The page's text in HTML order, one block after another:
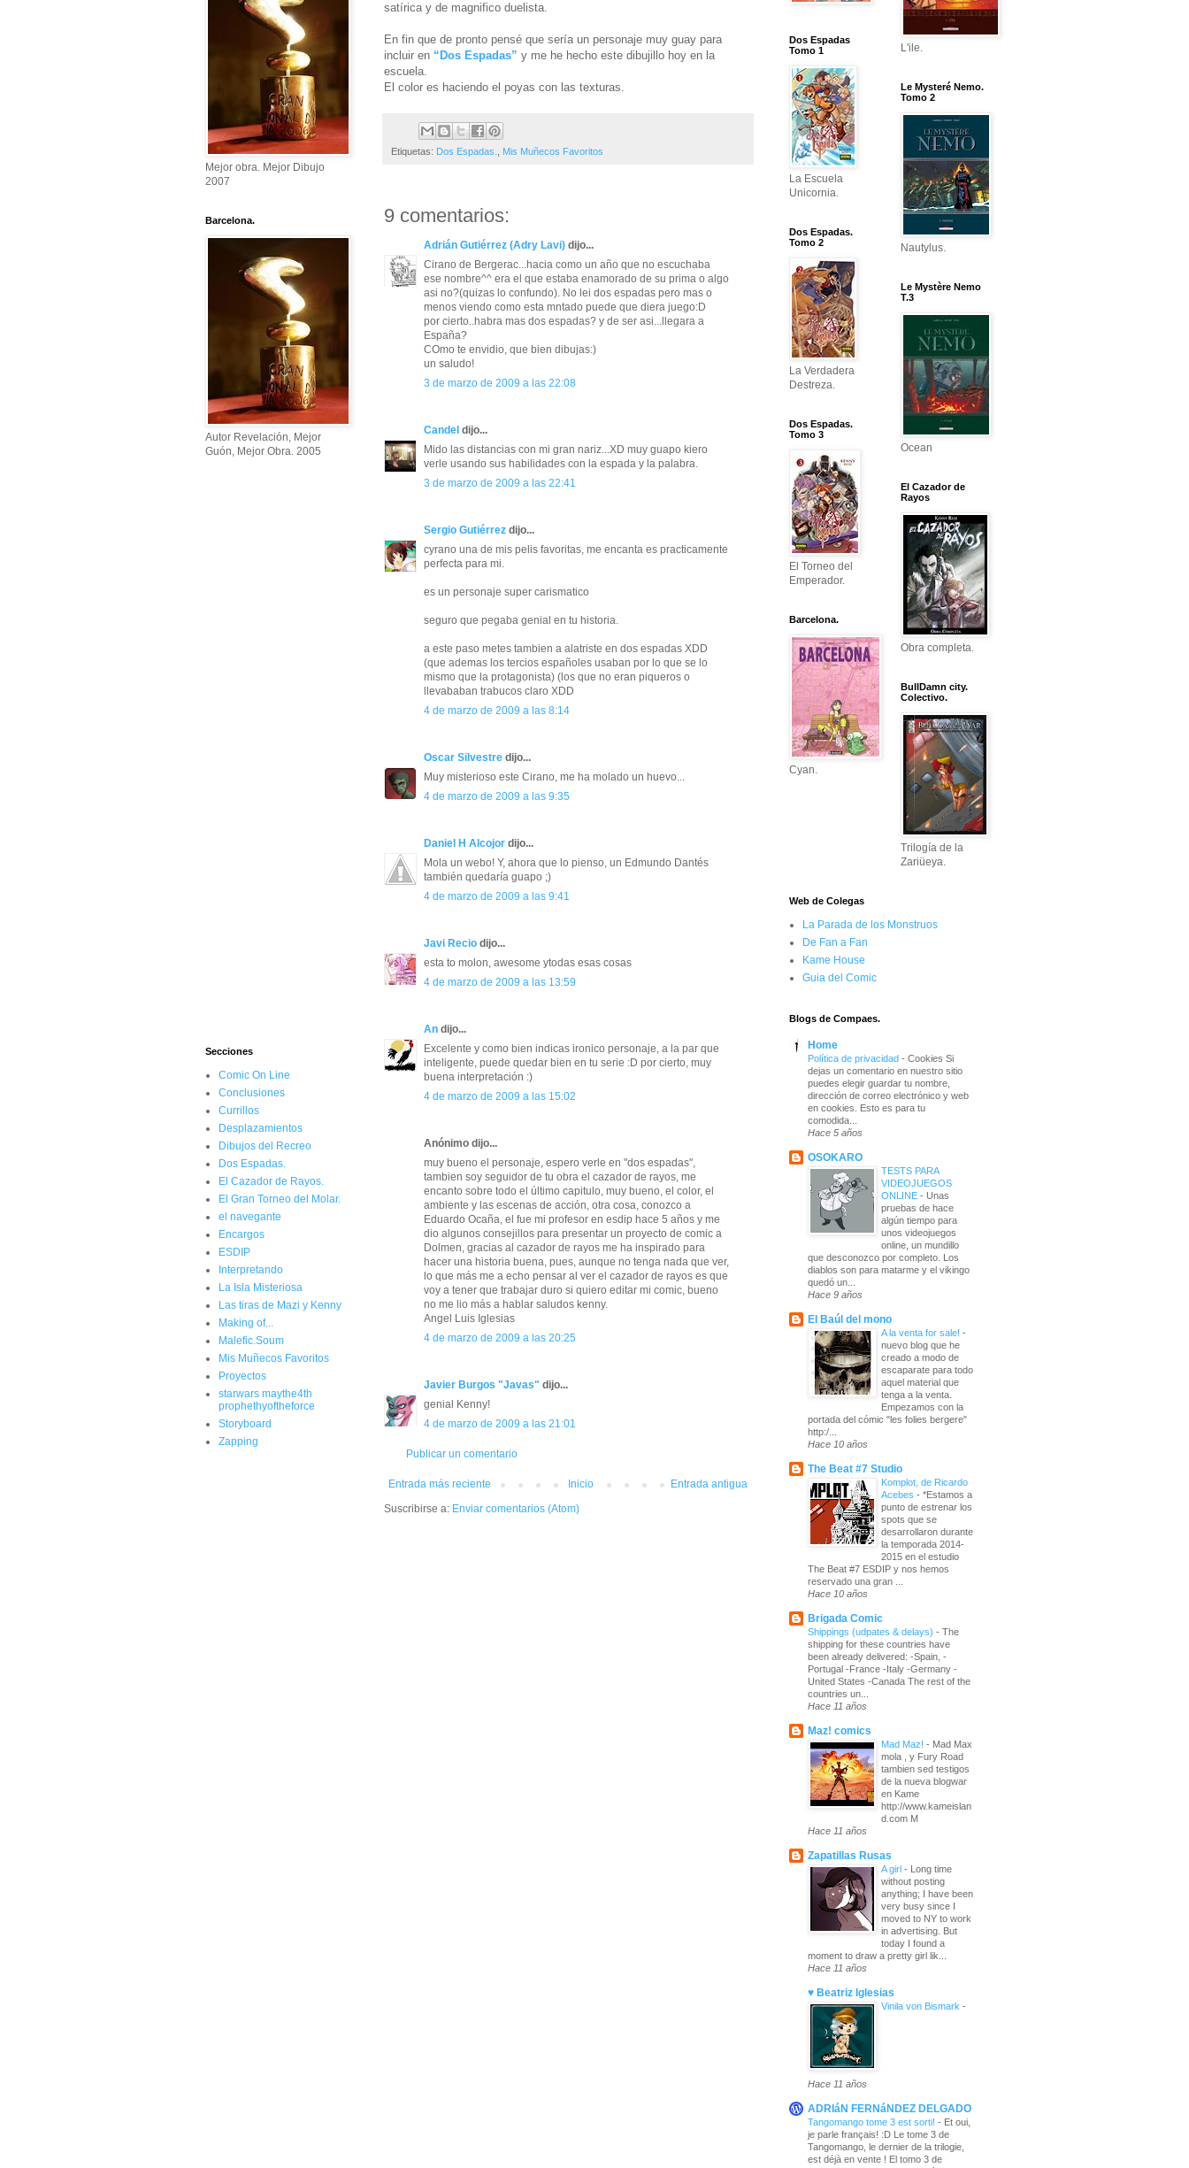
satírica y de magnifico duelista.
En fin que de pronto pensé que sería un personaje muy guay para
incluir en “Dos Espadas” y me he hecho este dibujillo hoy en la
escuela.
El color es haciendo el poyas con las texturas.
Etiquetas: Dos Espadas., Mis Muñecos Favoritos
9 comentarios:
Adrián Gutiérrez (Adry Lavi) dijo...
Cirano de Bergerac...hacia como un año que no escuchaba
ese nombre^^ era el que estaba enamorado de su prima o algo
asi no?(quizas lo confundo). No lei dos espadas pero mas o
menos viendo como esta mntado puede que diera juego:D
por cierto..habra mas dos espadas? y de ser asi...llegara a
España?
COmo te envidio, que bien dibujas:)
un saludo!
3 de marzo de 2009 a las 22:08
Candel dijo...
Mido las distancias con mi gran nariz...XD muy guapo kiero
verle usando sus habilidades con la espada y la palabra.
3 de marzo de 2009 a las 22:41
Sergio Gutiérrez dijo...
cyrano una de mis pelis favoritas, me encanta es practicamente
perfecta para mi.
es un personaje super carismatico
seguro que pegaba genial en tu historia.
a este paso metes tambien a alatriste en dos espadas XDD
(que ademas los tercios españoles usaban por lo que se lo
mismo que la protagonista) (los que no eran piqueros o
llevababan trabucos claro XDD
4 de marzo de 2009 a las 8:14
Oscar Silvestre dijo...
Muy misterioso este Cirano, me ha molado un huevo...
4 de marzo de 2009 a las 9:35
Daniel H Alcojor dijo...
Mola un webo! Y, ahora que lo pienso, un Edmundo Dantés
también quedaría guapo ;)
4 de marzo de 2009 a las 9:41
Javi Recio dijo...
esta to molon, awesome ytodas esas cosas
4 de marzo de 2009 a las 13:59
An dijo...
Excelente y como bien indicas ironico personaje, a la par que
inteligente, puede quedar bien en tu serie :D por cierto, muy
buena interpretación :)
4 de marzo de 2009 a las 15:02
Anónimo dijo...
muy bueno el personaje, espero verle en "dos espadas",
tambien soy seguidor de tu obra el cazador de rayos, me
encanto sobre todo el último capitulo, muy bueno, el color, el
ambiente y las escenas de acción, otra cosa, conozco a
Eduardo Ocaña, el fue mi profesor en esdip hace 5 años y me
dio algunos consejillos para presentar un proyecto de comic a
Dolmen, gracias al cazador de rayos me ha inspirado para
hacer una historia buena, pues, aunque no tenga nada que ver,
lo que más me a echo pensar al ver el cazador de rayos es que
voy a tener que trabajar duro si quiero editar mi comic, bueno
no me lio más a hablar saludos kenny.
Angel Luis Iglesias
4 de marzo de 2009 a las 20:25
Javier Burgos "Javas" dijo...
genial Kenny!
4 de marzo de 2009 a las 21:01
Publicar un comentario
Entrada más reciente Entrada antigua
Inicio
Suscribirse a: Enviar comentarios (Atom)
Mejor obra. Mejor Dibujo
2007
Barcelona.
Autor Revelación, Mejor
Guón, Mejor Obra. 2005
Secciones
Comic On Line
Conclusiones
Currillos
Desplazamientos
Dibujos del Recreo
Dos Espadas.
El Cazador de Rayos.
El Gran Torneo del Molar.
el navegante
Encargos
ESDIP
Interpretando
La Isla Misteriosa
Las tiras de Mazi y Kenny
Making of...
Malefic.Soum
Mis Muñecos Favoritos
Proyectos
starwars maythe4th
prophethyoftheforce
Storyboard
Zapping
Dos Espadas
Tomo 1
La Escuela
Unicornia.
Dos Espadas.
Tomo 2
La Verdadera
Destreza.
Dos Espadas.
Tomo 3
El Torneo del
Emperador.
Barcelona.
Cyan.
L'ile.
Le Mysteré Nemo.
Tomo 2
Nautylus.
Le Mystère Nemo
T.3
Ocean
El Cazador de
Rayos
Obra completa.
BullDamn city.
Colectivo.
Trilogía de la
Zariüeya.
Web de Colegas
La Parada de los Monstruos
De Fan a Fan
Kame House
Guia del Comic
Blogs de Compaes.
Home
Política de privacidad - Cookies Si
dejas un comentario en nuestro sitio
puedes elegir guardar tu nombre,
dirección de correo electrónico y web
en cookies. Esto es para tu
comodida...
Hace 5 años
OSOKARO
TESTS PARA
VIDEOJUEGOS
ONLINE - Unas
pruebas de hace
algún tiempo para
unos videojuegos
online, un mundillo
que desconozco por completo. Los
diablos son para matarme y el vikingo
quedó un...
Hace 9 años
El Baúl del mono
A la venta for sale! -
nuevo blog que he
creado a modo de
escaparate para todo
aquel material que
tenga a la venta.
Empezamos con la
portada del cómic "les folies bergere"
http:/...
Hace 10 años
The Beat #7 Studio
Komplot, de Ricardo
Acebes - *Estamos a
punto de estrenar los
spots que se
desarrollaron durante
la temporada 2014-
2015 en el estudio
The Beat #7 ESDIP y nos hemos
reservado una gran ...
Hace 10 años
Brigada Comic
Shippings (udpates & delays) - The
shipping for these countries have
been already delivered: -Spain, -
Portugal -France -Italy -Germany -
United States -Canada The rest of the
countries un...
Hace 11 años
Maz! comics
Mad Maz! - Mad Max
mola , y Fury Road
tambien sed testigos
de la nueva blogwar
en Kame
http://www.kameislan
d.com M
Hace 11 años
Zapatillas Rusas
A girl -
Long time
without posting
anything; I have been
very busy since I
moved to NY to work
in advertising. But
today I found a
moment to draw a pretty girl lik...
Hace 11 años
♥ Beatriz Iglesias
Vinila von Bismark -
Hace 11 años
ADRIáN FERNáNDEZ DELGADO
Tangomango tome 3 est sorti! - Et oui,
je parle français! :D Le tome 3 de
Tangomango, le dernier de la trilogie,
est déjà en vente ! El tomo 3 de